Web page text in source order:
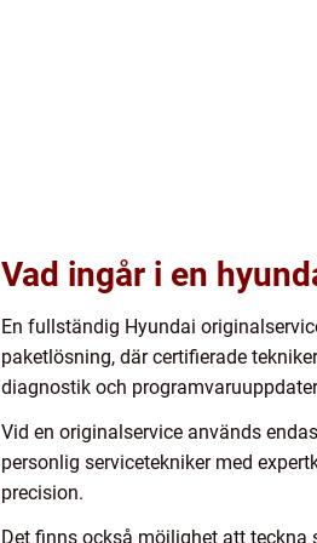
Vad ingår i en
En fullständig Hyundai
paketlösning, där certifierade
diagnostik och
Vid en originalservice används
personlig servicetekniker med
precision.
Det finns också möjlighet att teckna